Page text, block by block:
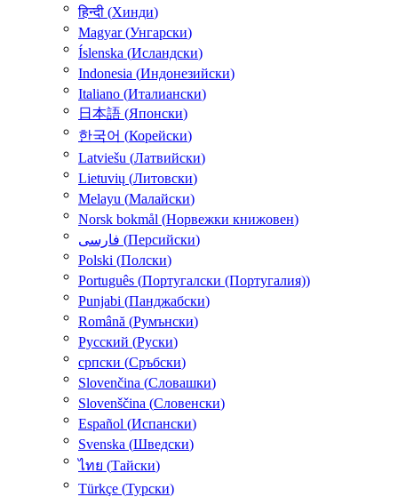
हिन्दी (Хинди)
Magyar(Унгарски)
Íslenska (Исландски)
Indonesia (Индонезийски)
Italiano (Италиански)
日本語 (Японски)
한국어 (Корейски)
Latviešu (Латвийски)
Lietuvių (Литовски)
Melayu (Малайски)
Norsk bokmål (Норвежки книжовен)
فارسی (Персийски)
Polski (Полски)
Português (Португалски (Португалия))
Punjabi (Панджабски)
Română (Румънски)
Русский (Руски)
српски (Сръбски)
Slovenčina (Словашки)
Slovenščina (Словенски)
Español (Испански)
Svenska (Шведски)
ไทย (Тайски)
Türkçe (Турски)